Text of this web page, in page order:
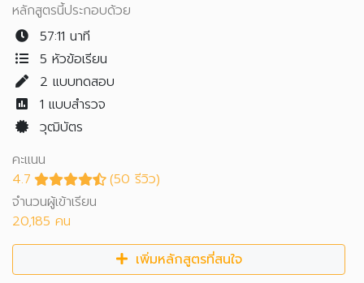
หลักสูตรนี้ประกอบด้วย
57:11 นาที
5 หัวข้อเรียน
2 แบบทดสอบ
1 แบบสำรวจ
วุฒิบัตร
คะแนน
4.7
(50 รีวิว)
จำนวนผู้เข้าเรียน
20,185 คน
เพิ่มหลักสูตรที่สนใจ